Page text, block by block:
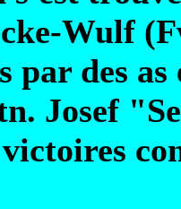
Wulf
par des
Josef